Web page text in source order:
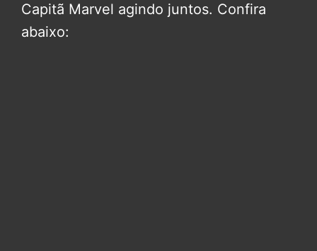
Capitã Marvel agindo juntos. Confira
abaixo: